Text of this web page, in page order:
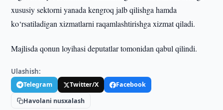
xususiy sektorni yanada kengroq jalb qilishga hamda
ko‘rsatiladigan xizmatlarni raqamlashtirishga xizmat qiladi.
Majlisda qonun loyihasi deputatlar tomonidan qabul qilindi.
Ulashish:
Telegram Twitter/X
Facebook
Havolani nusxalash